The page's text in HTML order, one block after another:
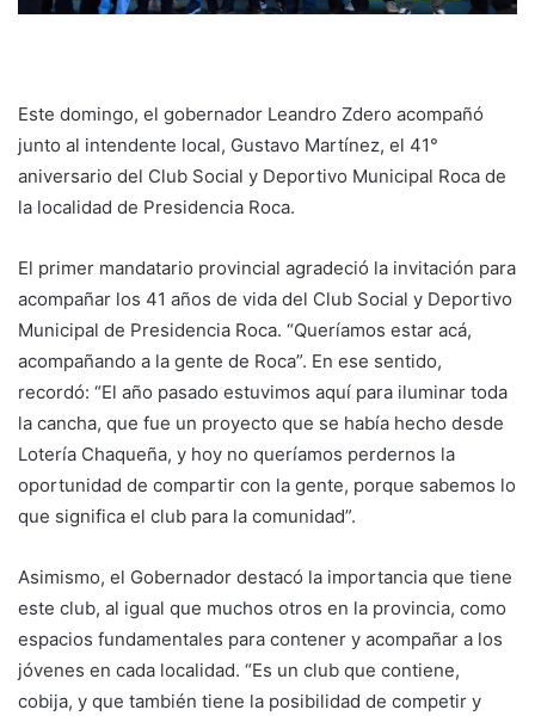
Este domingo, el gobernador Leandro Zdero acompañó
junto al intendente local, Gustavo Martínez, el 41°
aniversario del Club Social y Deportivo Municipal Roca de
la localidad de Presidencia Roca.
El primer mandatario provincial agradeció la invitación para
acompañar los 41 años de vida del Club Social y Deportivo
Municipal de Presidencia Roca. “Queríamos estar acá,
acompañando a la gente de Roca”. En ese sentido,
recordó: “El año pasado estuvimos aquí para iluminar toda
la cancha, que fue un proyecto que se había hecho desde
Lotería Chaqueña, y hoy no queríamos perdernos la
oportunidad de compartir con la gente, porque sabemos lo
que significa el club para la comunidad”.
Asimismo, el Gobernador destacó la importancia que tiene
este club, al igual que muchos otros en la provincia, como
espacios fundamentales para contener y acompañar a los
jóvenes en cada localidad. “Es un club que contiene,
cobija, y que también tiene la posibilidad de competir y